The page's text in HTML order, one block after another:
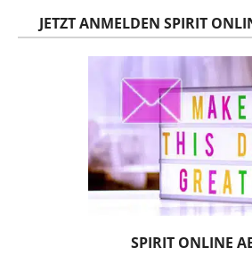
JETZT ANMELDEN SPIRIT
SPIRIT ONLINE